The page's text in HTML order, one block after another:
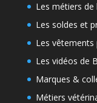
Les métiers de
Les soldes et
Les
Les vidéos de
Marques &
Métiers